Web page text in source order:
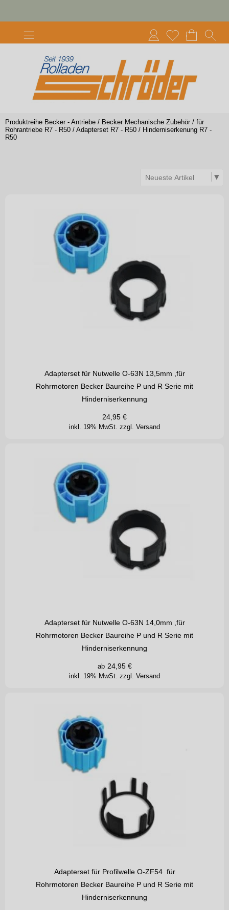
Produktreihe Becker - Antriebe / Becker Mechanische Zubehör / für
Rohrantriebe R7 - R50 / Adapterset R7 - R50 / Hinderniserkenung R7 -
R50
Adapterset für Nutwelle O-63N 13,5mm ,für
Rohrmotoren Becker Baureihe P und R Serie mit
Hinderniserkennung
inkl. 19% MwSt. zzgl. Versand
24,95 €
Adapterset für Nutwelle O-63N 14,0mm ,für
Rohrmotoren Becker Baureihe P und R Serie mit
Hinderniserkennung
inkl. 19% MwSt. zzgl. Versand
ab 24,95€
Adapterset für Profilwelle O-ZF54 für
Rohrmotoren Becker Baureihe P und R Serie mit
Hinderniserkennung